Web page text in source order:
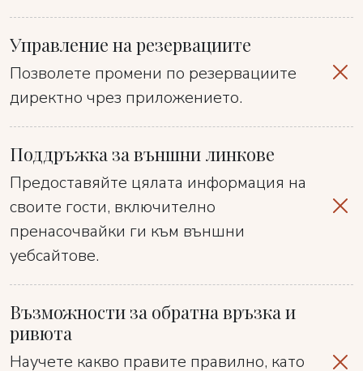
Управление на резервациите
Позволете промени по резервациите
директно чрез приложението.
Поддръжка за външни линкове
Предоставяйте цялата информация на
своите гости, включително
пренасочвайки ги към външни
уебсайтове.
Възможности за обратна връзка и
ривюта
Научете какво правите правилно, като